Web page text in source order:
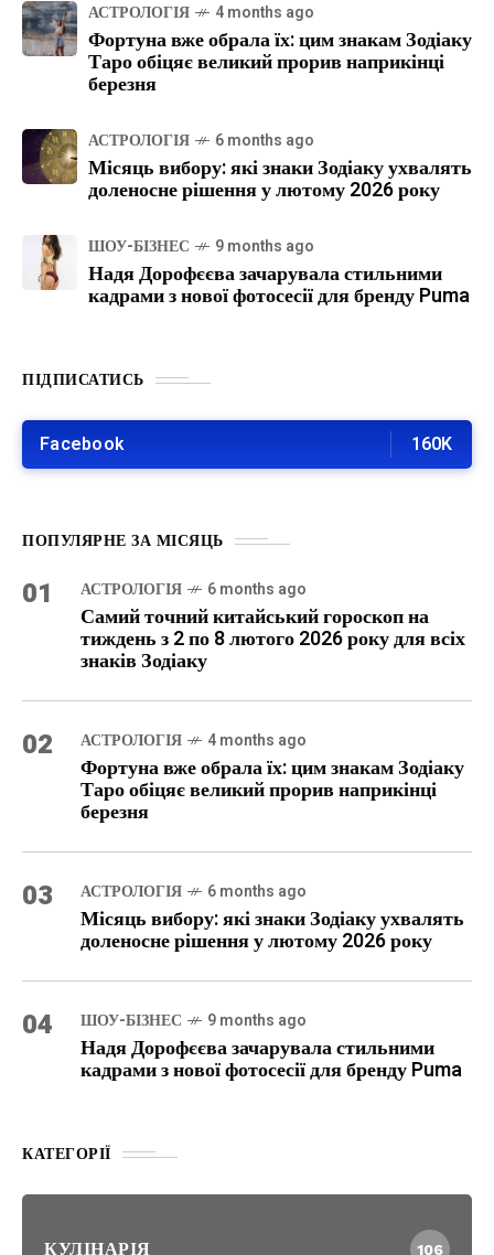
АСТРОЛОГІЯ 4 months ago
Фортуна вже обрала їх: цим знакам Зодіаку
Таро обіцяє великий прорив наприкінці
березня
АСТРОЛОГІЯ 6 months ago
Місяць вибору: які знаки Зодіаку ухвалять
доленосне рішення у лютому 2026 року
ШОУ-БІЗНЕС 9 months ago
Надя Дорофєєва зачарувала стильними
кадрами з нової фотосесії для бренду Puma
ПІДПИСАТИСЬ
Facebook 160K
ПОПУЛЯРНЕ ЗА МІСЯЦЬ
01 АСТРОЛОГІЯ 6 months ago
Самий точний китайський гороскоп на
тиждень з 2 по 8 лютого 2026 року для всіх
знаків Зодіаку
02 АСТРОЛОГІЯ 4 months ago
Фортуна вже обрала їх: цим знакам Зодіаку
Таро обіцяє великий прорив наприкінці
березня
03 АСТРОЛОГІЯ 6 months ago
Місяць вибору: які знаки Зодіаку ухвалять
доленосне рішення у лютому 2026 року
04 ШОУ-БІЗНЕС 9 months ago
Надя Дорофєєва зачарувала стильними
кадрами з нової фотосесії для бренду Puma
КАТЕГОРІЇ
КУЛІНАРІЯ 106